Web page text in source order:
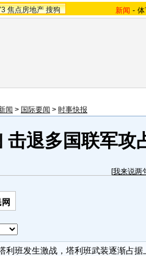
焦点房地产 搜狗 新闻 -
闻 > 国际要闻 > 时事快报
击退多国联军攻
[我来说两
利班发生激战，塔利班武装逐渐占